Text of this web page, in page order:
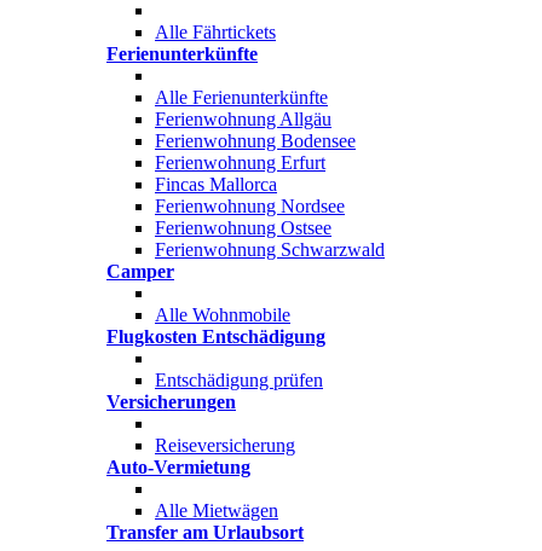
Alle Fährtickets
Ferienunterkünfte
Alle Ferienunterkünfte
Ferienwohnung Allgäu
Ferienwohnung Bodensee
Ferienwohnung Erfurt
Fincas Mallorca
Ferienwohnung Nordsee
Ferienwohnung Ostsee
Ferienwohnung Schwarzwald
Camper
Alle Wohnmobile
Flugkosten Entschädigung
Entschädigung prüfen
Versicherungen
Reiseversicherung
Auto-Vermietung
Alle Mietwägen
Transfer am Urlaubsort